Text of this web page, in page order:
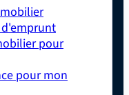
pour
pour mon